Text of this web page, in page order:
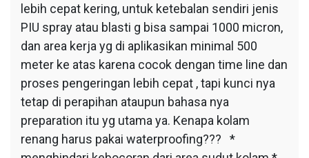
lebih cepat kering, untuk ketebalan sendiri jenis
PIU spray atau blasti g bisa sampai 1000 micron,
dan area kerja yg di aplikasikan minimal 500
meter ke atas karena cocok dengan time line dan
proses pengeringan lebih cepat , tapi kunci nya
tetap di perapihan ataupun bahasa nya
preparation itu yg utama ya. Kenapa kolam
renang harus pakai waterproofing??? *